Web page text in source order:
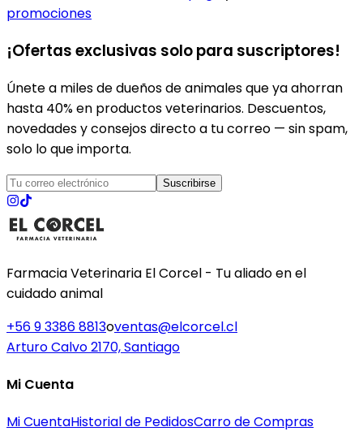
promociones
¡Ofertas exclusivas solo para suscriptores!
Únete a miles de dueños de animales que ya ahorran
hasta 40% en productos veterinarios. Descuentos,
novedades y consejos directo a tu correo — sin spam,
solo lo que importa.
Suscribirse
Farmacia Veterinaria El Corcel - Tu aliado en el
cuidado animal
+56 9 3386 8813oventas@elcorcel.cl
Arturo Calvo 2170, Santiago
Mi Cuenta
Mi CuentaHistorial de PedidosCarro de Compras